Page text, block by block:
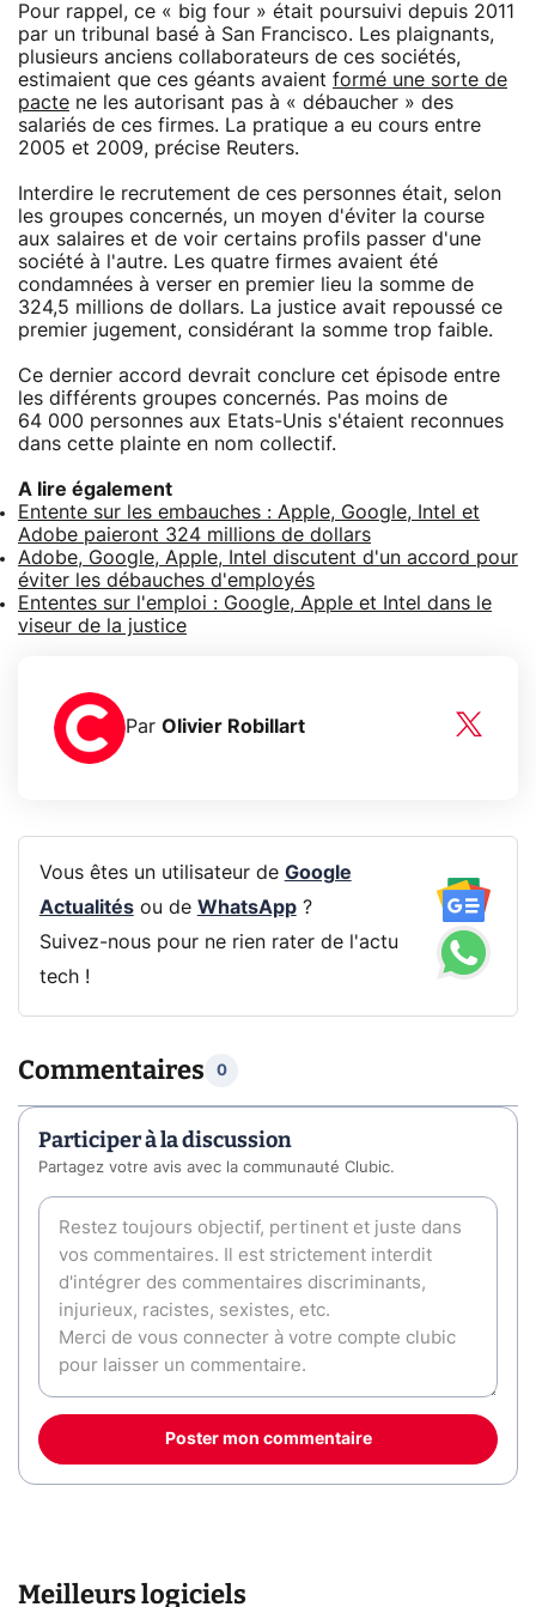
Pour rappel, ce « big four » était poursuivi depuis 2011
par un tribunal basé à San Francisco. Les plaignants,
plusieurs anciens collaborateurs de ces sociétés,
estimaient que ces géants avaient formé une sorte de
pacte ne les autorisant pas à « débaucher » des
salariés de ces firmes. La pratique a eu cours entre
2005 et 2009, précise Reuters.
Interdire le recrutement de ces personnes était, selon
les groupes concernés, un moyen d'éviter la course
aux salaires et de voir certains profils passer d'une
société à l'autre. Les quatre firmes avaient été
condamnées à verser en premier lieu la somme de
324,5 millions de dollars. La justice avait repoussé ce
premier jugement, considérant la somme trop faible.
Ce dernier accord devrait conclure cet épisode entre
les différents groupes concernés. Pas moins de
64 000 personnes aux Etats-Unis s'étaient reconnues
dans cette plainte en nom collectif.
A lire également
Entente sur les embauches : Apple, Google, Intel et
Adobe paieront 324 millions de dollars
Adobe, Google, Apple, Intel discutent d'un accord pour
éviter les débauches d'employés
Ententes sur l'emploi : Google, Apple et Intel dans le
viseur de la justice
Par Olivier Robillart
Vous êtes un utilisateur de Google
Actualitésou de WhatsApp?
Suivez-nous pour ne rien rater de l'actu
tech !
Commentaires 0
Participer à la discussion
Partagez votre avis avec la communauté Clubic.
Poster mon commentaire
Meilleurs logiciels